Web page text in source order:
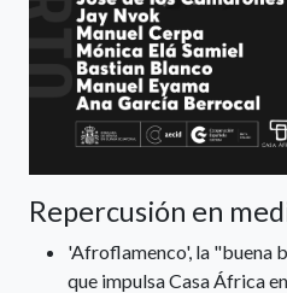
Repercusión en
'Afroflamenco', la "buena
que impulsa Casa África